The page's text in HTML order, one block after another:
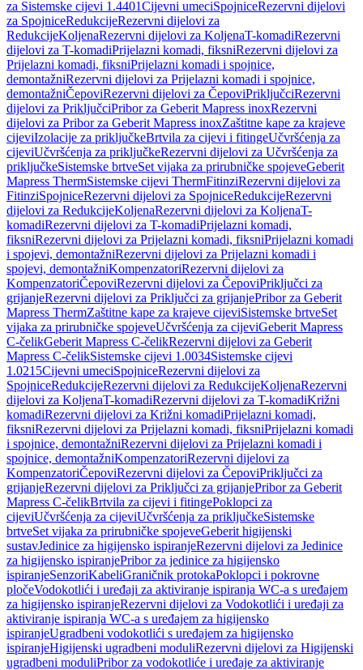
za Sistemske cijevi 1.4401Cijevni umeciSpojniceRezervni dijelovi
za SpojniceRedukcijeRezervni dijelovi za
RedukcijeKoljenaRezervni dijelovi za KoljenaT-komadiRezervni
dijelovi za T-komadiPrijelazni komadi, fiksniRezervni dijelovi za
Prijelazni komadi, fiksniPrijelazni komadi i spojnice,
demontažniRezervni dijelovi za Prijelazni komadi i spojnice,
demontažniČepoviRezervni dijelovi za ČepoviPriključciRezervni
dijelovi za PriključciPribor za Geberit Mapress inoxRezervni
dijelovi za Pribor za Geberit Mapress inoxZaštitne kape za krajeve
cijeviIzolacije za priključkeBrtvila za cijevi i fitingeUčvršćenja za
cijeviUčvršćenja za priključkeRezervni dijelovi za Učvršćenja za
priključkeSistemske brtveSet vijaka za prirubničke spojeveGeberit
Mapress ThermSistemske cijevi ThermFitinziRezervni dijelovi za
FitinziSpojniceRezervni dijelovi za SpojniceRedukcijeRezervni
dijelovi za RedukcijeKoljenaRezervni dijelovi za KoljenaT-
komadiRezervni dijelovi za T-komadiPrijelazni komadi,
fiksniRezervni dijelovi za Prijelazni komadi, fiksniPrijelazni komadi
i spojevi, demontažniRezervni dijelovi za Prijelazni komadi i
spojevi, demontažniKompenzatoriRezervni dijelovi za
KompenzatoriČepoviRezervni dijelovi za ČepoviPriključci za
grijanjeRezervni dijelovi za Priključci za grijanjePribor za Geberit
Mapress ThermZaštitne kape za krajeve cijeviSistemske brtveSet
vijaka za prirubničke spojeveUčvršćenja za cijeviGeberit Mapress
C-čelikGeberit Mapress C-čelikRezervni dijelovi za Geberit
Mapress C-čelikSistemske cijevi 1.0034Sistemske cijevi
1.0215Cijevni umeciSpojniceRezervni dijelovi za
SpojniceRedukcijeRezervni dijelovi za RedukcijeKoljenaRezervni
dijelovi za KoljenaT-komadiRezervni dijelovi za T-komadiKrižni
komadiRezervni dijelovi za Križni komadiPrijelazni komadi,
fiksniRezervni dijelovi za Prijelazni komadi, fiksniPrijelazni komadi
i spojnice, demontažniRezervni dijelovi za Prijelazni komadi i
spojnice, demontažniKompenzatoriRezervni dijelovi za
KompenzatoriČepoviRezervni dijelovi za ČepoviPriključci za
grijanjeRezervni dijelovi za Priključci za grijanjePribor za Geberit
Mapress C-čelikBrtvila za cijevi i fitingePoklopci za
cijeviUčvršćenja za cijeviUčvršćenja za priključkeSistemske
brtveSet vijaka za prirubničke spojeveGeberit higijenski
sustavJedinice za higijensko ispiranjeRezervni dijelovi za Jedinice
za higijensko ispiranjePribor za jedinice za higijensko
ispiranjeSenzoriKabeliGraničnik protokaPoklopci i pokrovne
pločeVodokotlići i uređaji za aktiviranje ispiranja WC-a s uređajem
za higijensko ispiranjeRezervni dijelovi za Vodokotlići i uređaji za
aktiviranje ispiranja WC-a s uređajem za higijensko
ispiranjeUgradbeni vodokotlići s uređajem za higijensko
ispiranjeHigijenski ugradbeni moduliRezervni dijelovi za Higijenski
ugradbeni moduliPribor za vodokotliće i uređaje za aktiviranje